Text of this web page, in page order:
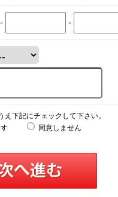
- -
え下記にチェックして下さい。
同意しません